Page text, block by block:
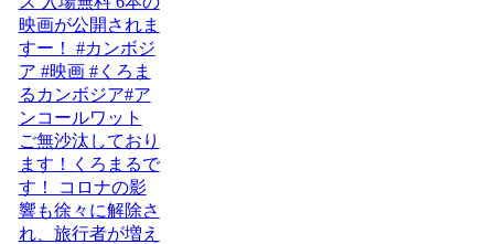
ご無沙汰しており
ます！くろまるで
す！ コロナの影
響も徐々に解除さ
れ、旅行者が増え